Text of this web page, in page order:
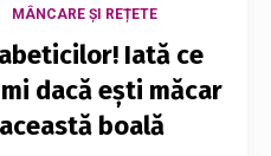
MÂNCARE ȘI REȚETE
Iată ce
dacă ești măcar
boală